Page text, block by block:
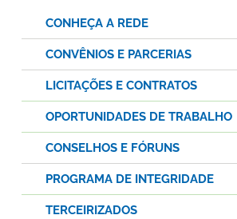
CONHEÇA A REDE
CONVÊNIOS E PARCERIAS
LICITAÇÕES E CONTRATOS
OPORTUNIDADES DE TRABALHO
CONSELHOS E FÓRUNS
PROGRAMA DE INTEGRIDADE
TERCEIRIZADOS